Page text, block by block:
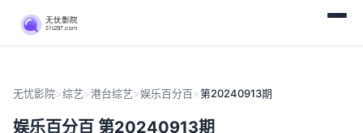
无忧影院>综艺>港台综艺>娱乐百分百>第20240913期
娱乐百分百 第20240913期